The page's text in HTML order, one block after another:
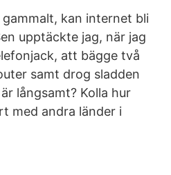
kan internet bli
upptäckte jag, när jag
att bägge två
samt drog sladden
långsamt? Kolla hur
med andra länder i